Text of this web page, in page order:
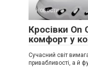
Новости
Кросівки On
комфорт у
Сучасний світ
привабливості, а й